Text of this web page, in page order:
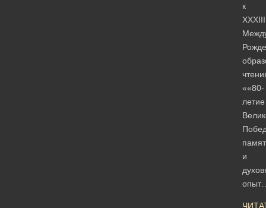
к
XXXIII
««80-
летие
и